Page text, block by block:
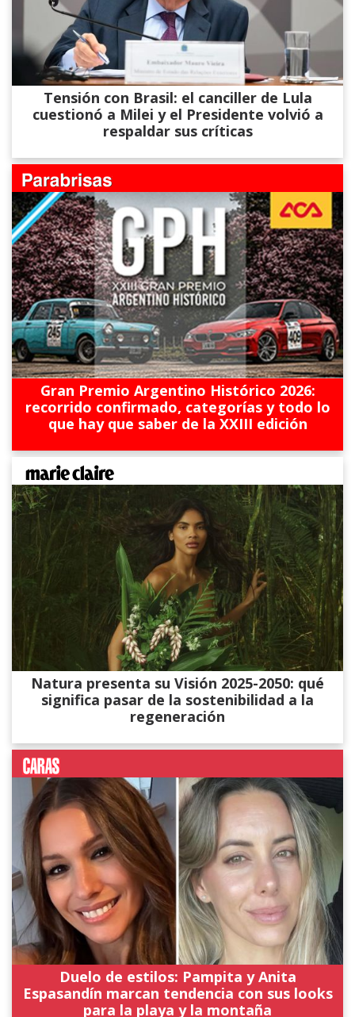
Tensión con Brasil: el canciller de Lula
cuestionó a Milei y el Presidente volvió a
respaldar sus críticas
Gran Premio Argentino Histórico 2026:
recorrido confirmado, categorías y todo lo
que hay que saber de la XXIII edición
Natura presenta su Visión 2025-2050: qué
significa pasar de la sostenibilidad a la
regeneración
Duelo de estilos: Pampita y Anita
Espasandín marcan tendencia con sus looks
para la playa y la montaña